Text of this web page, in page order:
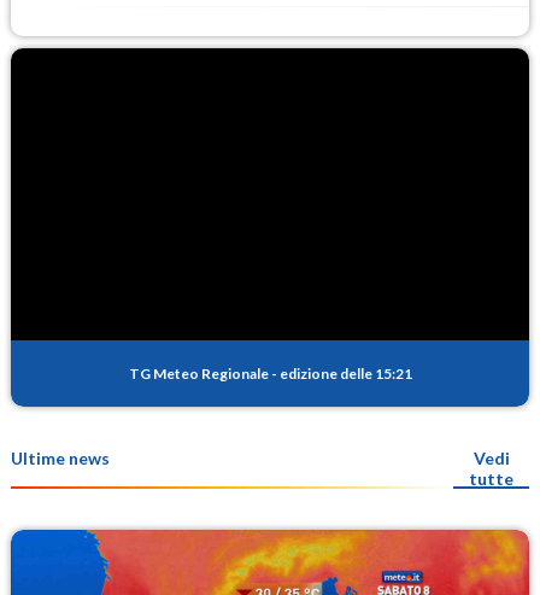
TG Meteo Regionale - edizione delle 15:21
Ultime news
Vedi
tutte